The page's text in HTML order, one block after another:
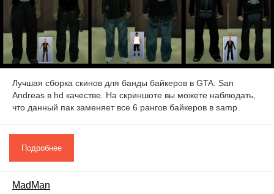
Лучшая сборка скинов для банды байкеров в GTA: San
Andreas в hd качестве. На скриншоте вы можете наблюдать,
что данный пак заменяет все 6 рангов байкеров в samp.
Подробнее
MadMan